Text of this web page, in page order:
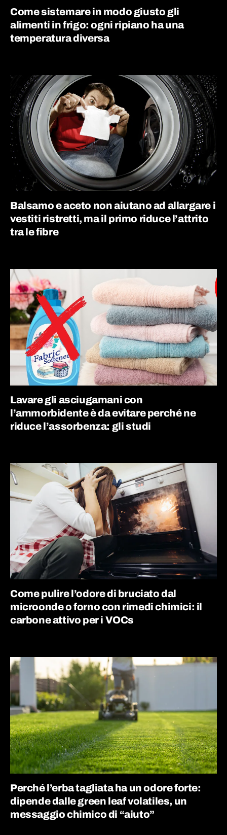
Come sistemare in modo giusto gli
alimenti in frigo: ogni ripiano ha una
temperatura diversa
Balsamo e aceto non aiutano ad allargare i
vestiti ristretti, ma il primo riduce l’attrito
tra le fibre
Lavare gli asciugamani con
l’ammorbidente è da evitare perché ne
riduce l’assorbenza: gli studi
Come pulire l’odore di bruciato dal
microonde o forno con rimedi chimici: il
carbone attivo per i VOCs
Perché l’erba tagliata ha un odore forte:
dipende dalle green leaf volatiles, un
messaggio chimico di “aiuto”